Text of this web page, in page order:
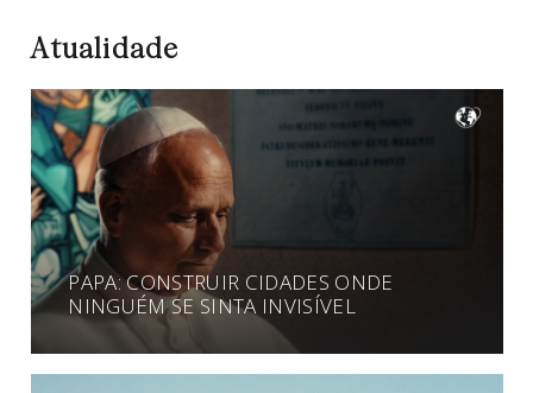
Atualidade
PAPA: CONSTRUIR CIDADES ONDE
NINGUÉM SE SINTA INVISÍVEL